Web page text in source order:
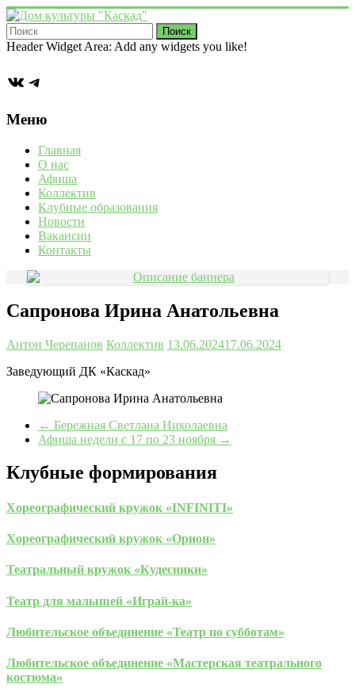
Перейти
к
содержимому
Дом
"Каскад"
Учреждение
культуры
деревне
Васькино
городского
округа
Чехов
Header Widget Area: Add any widgets you like!
ВКонтакте
Telegram
Меню
Главная
О нас
Афиша
Коллектив
Клубные образования
Новости
Вакансии
Контакты
Сапронова Ирина Анатольевна
Антон Черепанов Коллектив 13.06.202417.06.2024
Заведующий ДК «Каскад»
← Бережная Светлана Николаевна
Афиша недели с 17 по 23 ноября →
Клубные формирования
Хореографический кружок «INFINITI»
Хореографический кружок «Орион»
Театральный кружок «Кудесники»
Театр для малышей «Играй-ка»
Любительское объединение «Театр по субботам»
Любительское объединение «Мастерская театрального
костюма»